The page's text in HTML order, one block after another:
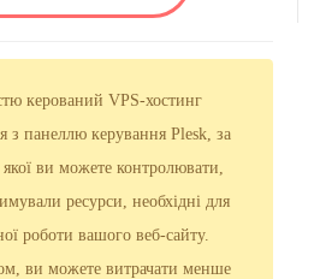
керований VPS-хостинг
з панеллю керування Plesk, за
ви можете контролювати,
ресурси, необхідні для
роботи вашого веб-сайту.
ви можете витрачати менше